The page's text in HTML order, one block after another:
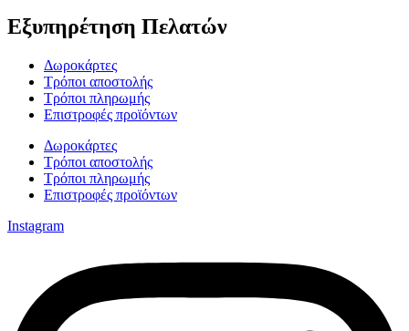
Εξυπηρέτηση Πελατών
Δωροκάρτες
Τρόποι αποστολής
Τρόποι πληρωμής
Επιστροφές προϊόντων
Δωροκάρτες
Τρόποι αποστολής
Τρόποι πληρωμής
Επιστροφές προϊόντων
Instagram